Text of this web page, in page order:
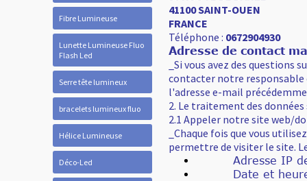
Fibre Lumineuse
Lunette Lumineuse Fluo
Flash Led
Serre tête lumineux
bracelets lumineux fluo
Hélice Lumineuse
Déco-Led
41100 SAINT-OUEN
FRANCE
Téléphone : 0672904930
Adresse de contact
_Si vous avez des
contacter notre responsable
l'adresse e-mail
2. Le traitement des
2.1 Appeler notre site web/
_Chaque fois que vous
permettre de visiter le site.
Adresse IP de
Date et heure